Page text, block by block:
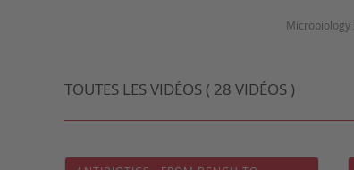
TOUTES LES VIDÉOS ( 28 VIDÉOS )